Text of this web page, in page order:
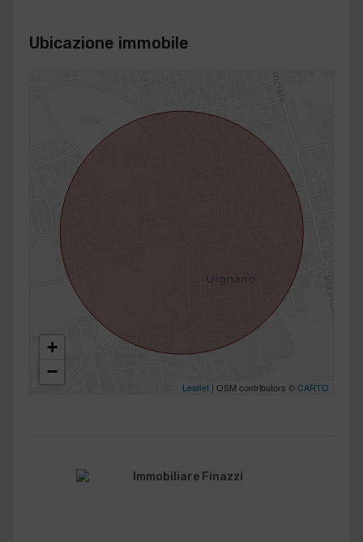
Ubicazione immobile
+
−
Leaflet | OSM contributors ©CARTO